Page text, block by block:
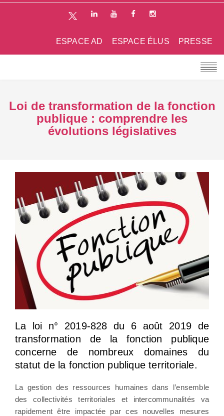
PRESSE
ESPACE ÉLUS
ESPACE AD
Loi de transformation de la fonction
publique : comprendre les
évolutions législatives
La loi n° 2019-828 du 6 août 2019 de
transformation de la fonction publique
concerne de nombreux domaines du
statut de la fonction publique territoriale.
La gestion des ressources humaines dans l’ensemble
des collectivités territoriales et intercommunalités va
rapidement être impactée par ces nouvelles mesures